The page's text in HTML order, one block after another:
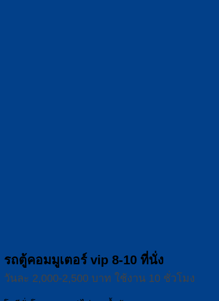
รถตู้คอมมูเตอร์ vip 8-10 ที่นั่ง
วันละ 2,000-2,500 บาท ใช้งาน 10 ชั่วโมง